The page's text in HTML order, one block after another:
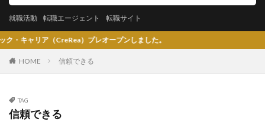
就職活動 転職エージェント 転職サイト
CreRea）プレオープンしました。
HOME 信頼できる
TAG
信頼できる
就職活動 転職エージェント 転職サイト
カテゴリー
〇〇力